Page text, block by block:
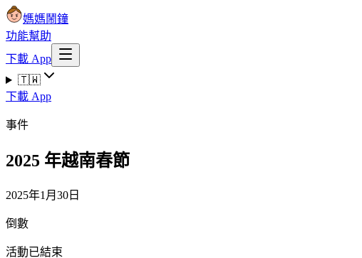
媽媽鬧鐘
功能幫助
下載 App
🇹🇼
下載 App
事件
2025 年越南春節
2025年1月30日
倒數
活動已結束